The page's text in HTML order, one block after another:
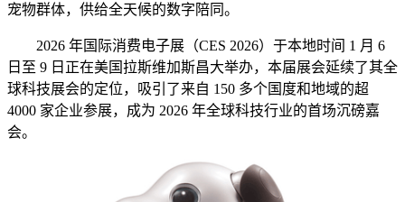
宠物群体，供给全天候的数字陪同。
2026 年国际消费电子展（CES 2026）于本地时间 1 月 6
日至 9 日正在美国拉斯维加斯昌大举办，本届展会延续了其全
球科技展会的定位，吸引了来自 150 多个国度和地域的超
4000 家企业参展，成为 2026 年全球科技行业的首场沉磅嘉
会。